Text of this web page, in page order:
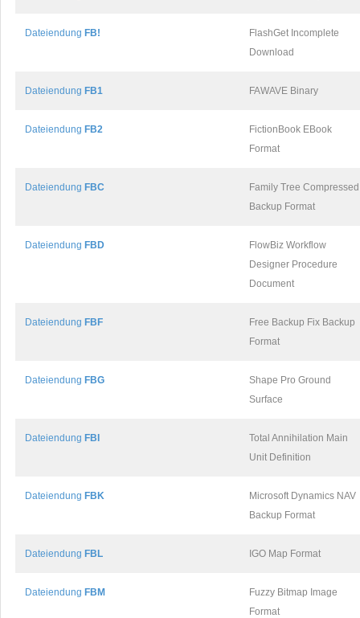
Dateiendung FB!
FlashGet Incomplete
Download
Dateiendung FB1 FAWAVE Binary
Dateiendung FB2
FictionBook EBook
Format
Dateiendung FBC
Family Tree Compressed
Backup Format
Dateiendung FBD
FlowBiz Workflow
Designer Procedure
Document
Dateiendung FBF
Free Backup Fix Backup
Format
Dateiendung FBG
Shape Pro Ground
Surface
Dateiendung FBI
Total Annihilation Main
Unit Definition
Dateiendung FBK
Microsoft Dynamics NAV
Backup Format
Dateiendung FBL IGO Map Format
Dateiendung FBM
Fuzzy Bitmap Image
Format